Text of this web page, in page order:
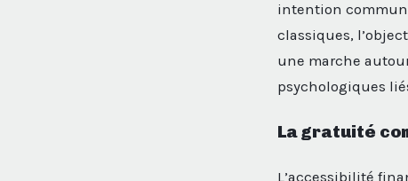
intention
classiques,
une marche
psychologiques
La gratuité
L’accessibilité